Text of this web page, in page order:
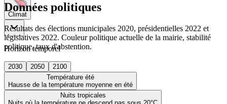
Climat
Horizon temporel
2030 2050
2100
Température été
Hausse de la température moyenne en été
Nuits tropicales
Données politiques
Résultats des élections municipales 2020, présidentielles 2022 et
législatives 2022. Couleur politique actuelle de la mairie, stabilité
politique, taux d'abstention.